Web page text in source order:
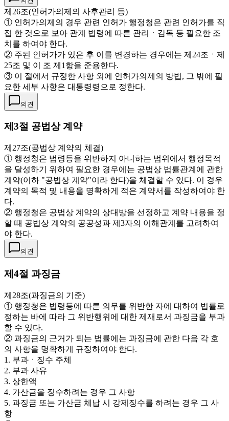
제26조(인허가의제의 사후관리 등)
① 인허가의제의 경우 관련 인허가 행정청은 관련 인허가를 직
접 한 것으로 보아 관계 법령에 따른 관리ㆍ감독 등 필요한 조
치를 하여야 한다.
② 주된 인허가가 있은 후 이를 변경하는 경우에는 제24조ㆍ제
25조 및 이 조 제1항을 준용한다.
③ 이 절에서 규정한 사항 외에 인허가의제의 방법, 그 밖에 필
요한 세부 사항은 대통령령으로 정한다.
의견
제3절 공법상 계약
제27조(공법상 계약의 체결)
① 행정청은 법령등을 위반하지 아니하는 범위에서 행정목적
을 달성하기 위하여 필요한 경우에는 공법상 법률관계에 관한
계약(이하 "공법상 계약"이라 한다)을 체결할 수 있다. 이 경우
계약의 목적 및 내용을 명확하게 적은 계약서를 작성하여야 한
다.
② 행정청은 공법상 계약의 상대방을 선정하고 계약 내용을 정
할 때 공법상 계약의 공공성과 제3자의 이해관계를 고려하여
야 한다.
의견
제4절 과징금
제28조(과징금의 기준)
① 행정청은 법령등에 따른 의무를 위반한 자에 대하여 법률로
정하는 바에 따라 그 위반행위에 대한 제재로서 과징금을 부과
할 수 있다.
② 과징금의 근거가 되는 법률에는 과징금에 관한 다음 각 호
의 사항을 명확하게 규정하여야 한다.
1. 부과ㆍ징수 주체
2. 부과 사유
3. 상한액
4. 가산금을 징수하려는 경우 그 사항
5. 과징금 또는 가산금 체납 시 강제징수를 하려는 경우 그 사
항